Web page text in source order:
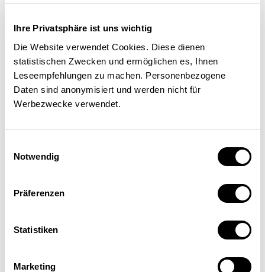
Ihre Privatsphäre ist uns wichtig
Die Website verwendet Cookies. Diese dienen
statistischen Zwecken und ermöglichen es, Ihnen
Leseempfehlungen zu machen. Personenbezogene
Daten sind anonymisiert und werden nicht für
Werbezwecke verwendet.
Notwendig
Präferenzen
Statistiken
Marketing
Wissenschaftliche Mitarbeiterin, Leistungsbereich